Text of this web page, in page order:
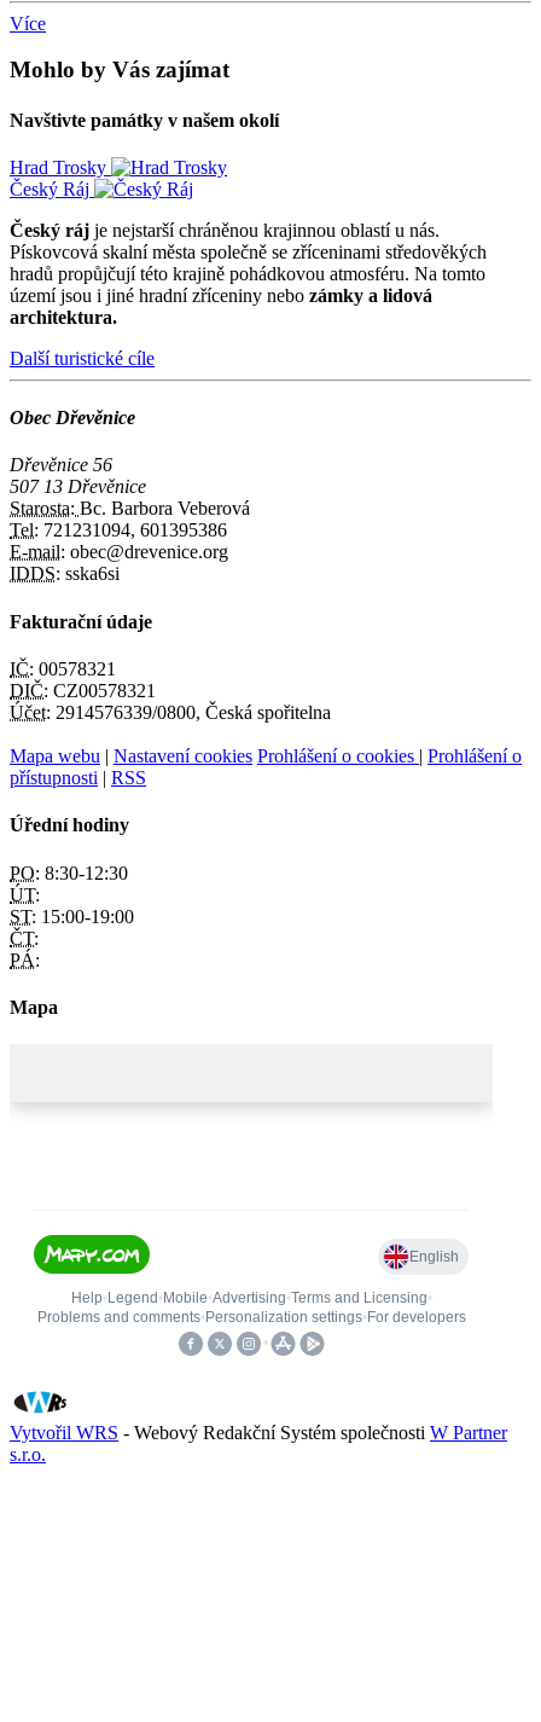
Více
Mohlo by Vás zajímat
Navštivte památky v našem okolí
Hrad Trosky
Český Ráj
Český ráj je nejstarší chráněnou krajinnou oblastí u nás.
Pískovcová skalní města společně se zříceninami středověkých
hradů propůjčují této krajině pohádkovou atmosféru. Na tomto
území jsou i jiné hradní zříceniny nebo zámky a lidová
architektura.
Další turistické cíle
Obec Dřevěnice
Dřevěnice 56
507 13 Dřevěnice
Starosta: Bc. Barbora Veberová
Tel: 721231094, 601395386
E-mail: obec@drevenice.org
IDDS: sska6si
Fakturační údaje
IČ: 00578321
DIČ: CZ00578321
Účet: 2914576339/0800, Česká spořitelna
Mapa webu | Nastavení cookies Prohlášení o cookies | Prohlášení o
přístupnosti | RSS
Úřední hodiny
PO: 8:30-12:30
ÚT:
ST: 15:00-19:00
ČT:
PÁ:
Mapa
Vytvořil WRS - Webový Redakční Systém společnosti W Partner
s.r.o.